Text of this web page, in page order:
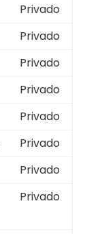
Privado
Privado
Privado
Privado
Privado
Privado
Privado
Privado